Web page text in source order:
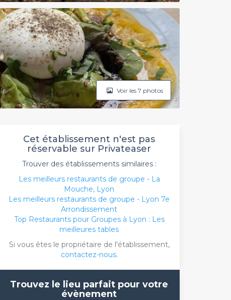
Voir les 7 photos
Cet établissement n'est pas
réservable sur Privateaser
Trouver des établissements similaires :
Les meilleurs restaurants de groupe - La
Mouche, Lyon
Les meilleurs restaurants de groupe - Lyon 7e
Arrondissement
Top Restaurants pour Groupes à Lyon : Les
meilleures tables
Si vous êtes le propriétaire de l'établissement,
contactez-nous.
Trouvez le lieu parfait pour votre
évènement